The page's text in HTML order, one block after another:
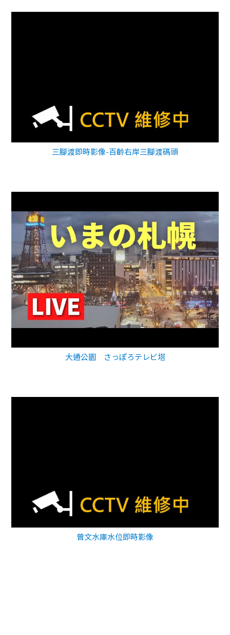
三腳渡即時影像-百齡右岸三腳渡碼頭
大通公園 さっぽろテレビ塔
曾文水庫水位即時影像